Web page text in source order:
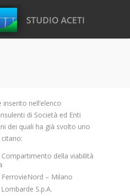
nell’elenco
di Società ed Enti
dei quali ha già svolto uno
Compartimento della viabilità
– Milano
S.p.A.